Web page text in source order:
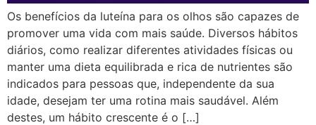
Os benefícios da luteína para os olhos são capazes de
promover uma vida com mais saúde. Diversos hábitos
diários, como realizar diferentes atividades físicas ou
manter uma dieta equilibrada e rica de nutrientes são
indicados para pessoas que, independente da sua
idade, desejam ter uma rotina mais saudável. Além
destes, um hábito crescente é o […]